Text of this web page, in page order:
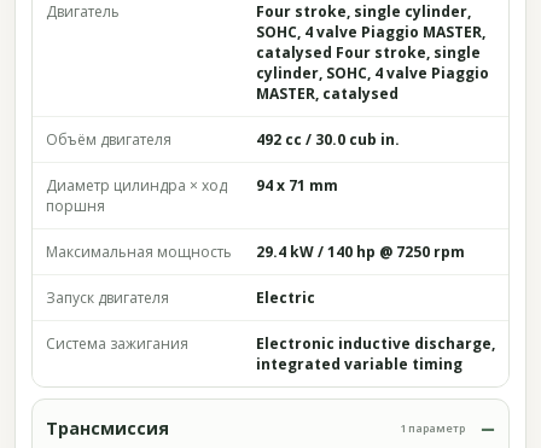
Двигатель
Four stroke, single cylinder,
SOHC, 4 valve Piaggio MASTER,
catalysed Four stroke, single
cylinder, SOHC, 4 valve Piaggio
MASTER, catalysed
Объём двигателя 492 cc / 30.0 cub in.
Диаметр цилиндра × ход
поршня
94 x 71 mm
Максимальная мощность 29.4 kW / 140 hp @ 7250 rpm
Запуск двигателя Electric
Система зажигания
Electronic inductive discharge,
integrated variable timing
Трансмиссия 1 параметр